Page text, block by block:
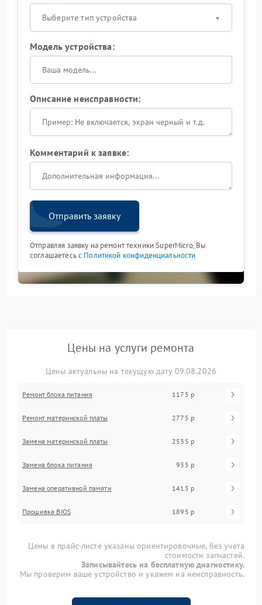
Выберите тип устройства
Модель устройства:
Описание неисправности:
Комментарий к заявке:
Отправить заявку
Отправляя заявку на ремонт техники SuperMicro, Вы
соглашаетесь с Политикой конфиденциальности
Цены на услуги ремонта
Цены актуальны на текущую дату 09.08.2026
Ремонт блока питания 1175 р
Ремонт материнской платы 2775 р
Замена материнской платы 2535 р
Замена блока питания 935 р
Замена оперативной памяти 1415 р
Прошивка BIOS 1895 р
Цены в прайс-листе указаны ориентировочные, без учета
стоимости запчастей.
Записывайтесь на бесплатную диагностику.
Мы проверим ваше устройство и укажем на неисправность.